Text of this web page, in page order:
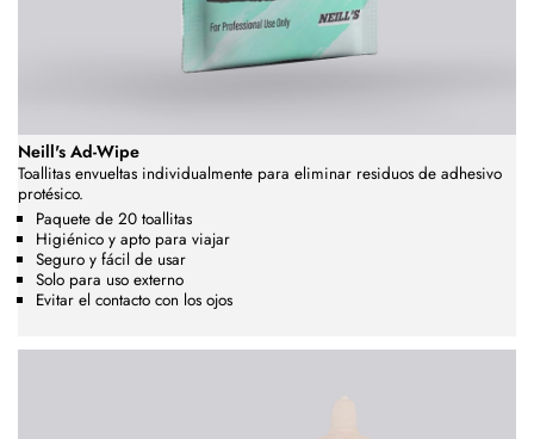
Neill's Ad-Wipe
Toallitas envueltas individualmente para eliminar residuos de adhesivo
protésico.
Paquete de 20 toallitas
Higiénico y apto para viajar
Seguro y fácil de usar
Solo para uso externo
Evitar el contacto con los ojos